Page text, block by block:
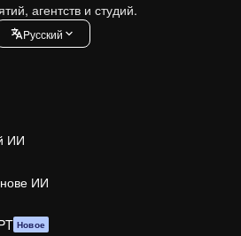
агентств и студий.
Pусский
ИИ
ИИ
Новое